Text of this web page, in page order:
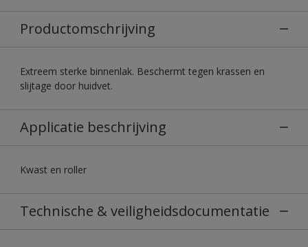
Productomschrijving
Extreem sterke binnenlak. Beschermt tegen krassen en
slijtage door huidvet.
Applicatie beschrijving
Kwast en roller
Technische & veiligheidsdocumentatie